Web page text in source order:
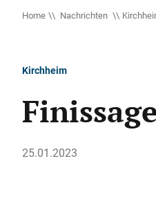
Home Nachrichten
Kirchheim
25.01.2023